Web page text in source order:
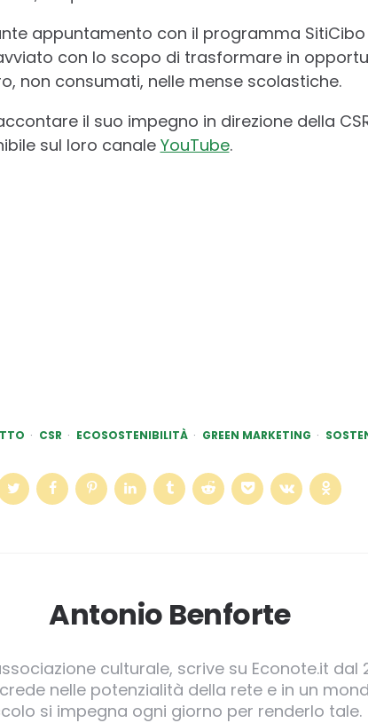
appuntamento con il programma SitiCibo
avviato con lo scopo di trasformare in
non consumati, nelle mense scolastiche.
il suo impegno in direzione della
sul loro canale YouTube.
CSR ECOSOSTENIBILITÀ GREEN MARKETING
Antonio Benforte
culturale, scrive su Econote.it dal
nelle potenzialità della rete e in un
si impegna ogni giorno per renderlo tale.